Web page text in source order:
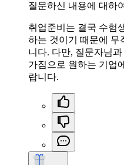
질문하신 내용에 대하
취업준비는 결국 수험
하는 것이기 때문에 무
니다. 다만, 질문자님
가짐으로 원하는 기업
랍니다.